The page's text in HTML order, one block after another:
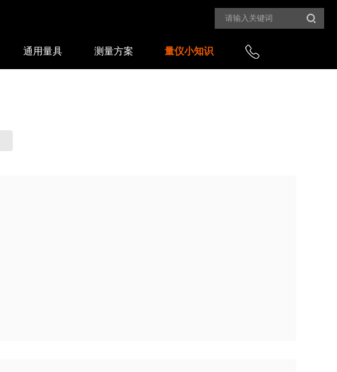
通用量具 测量方案 量仪小知识